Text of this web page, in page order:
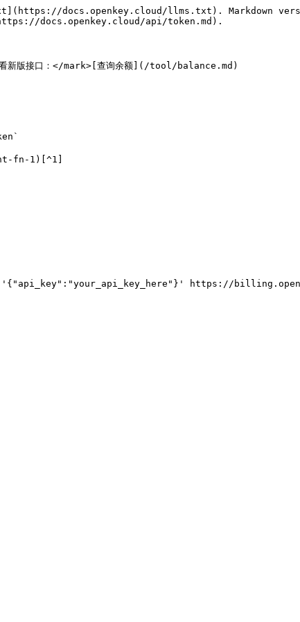
docs.openkey.cloud/llms.txt). Markdown
docs.openkey.cloud/api/token.md).
新版接口：</mark>[查询余额](/tool/balance.md)
fn-1)[^1]
https://